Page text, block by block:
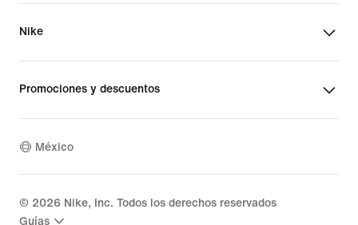
Nike
Promociones y descuentos
México
© 2026 Nike, Inc. Todos los derechos reservados
Guías